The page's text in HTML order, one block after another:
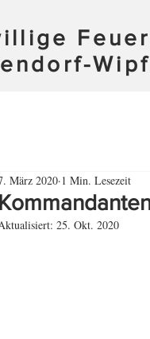
März 2020 1 Min. Lesezeit
25. Okt. 2020